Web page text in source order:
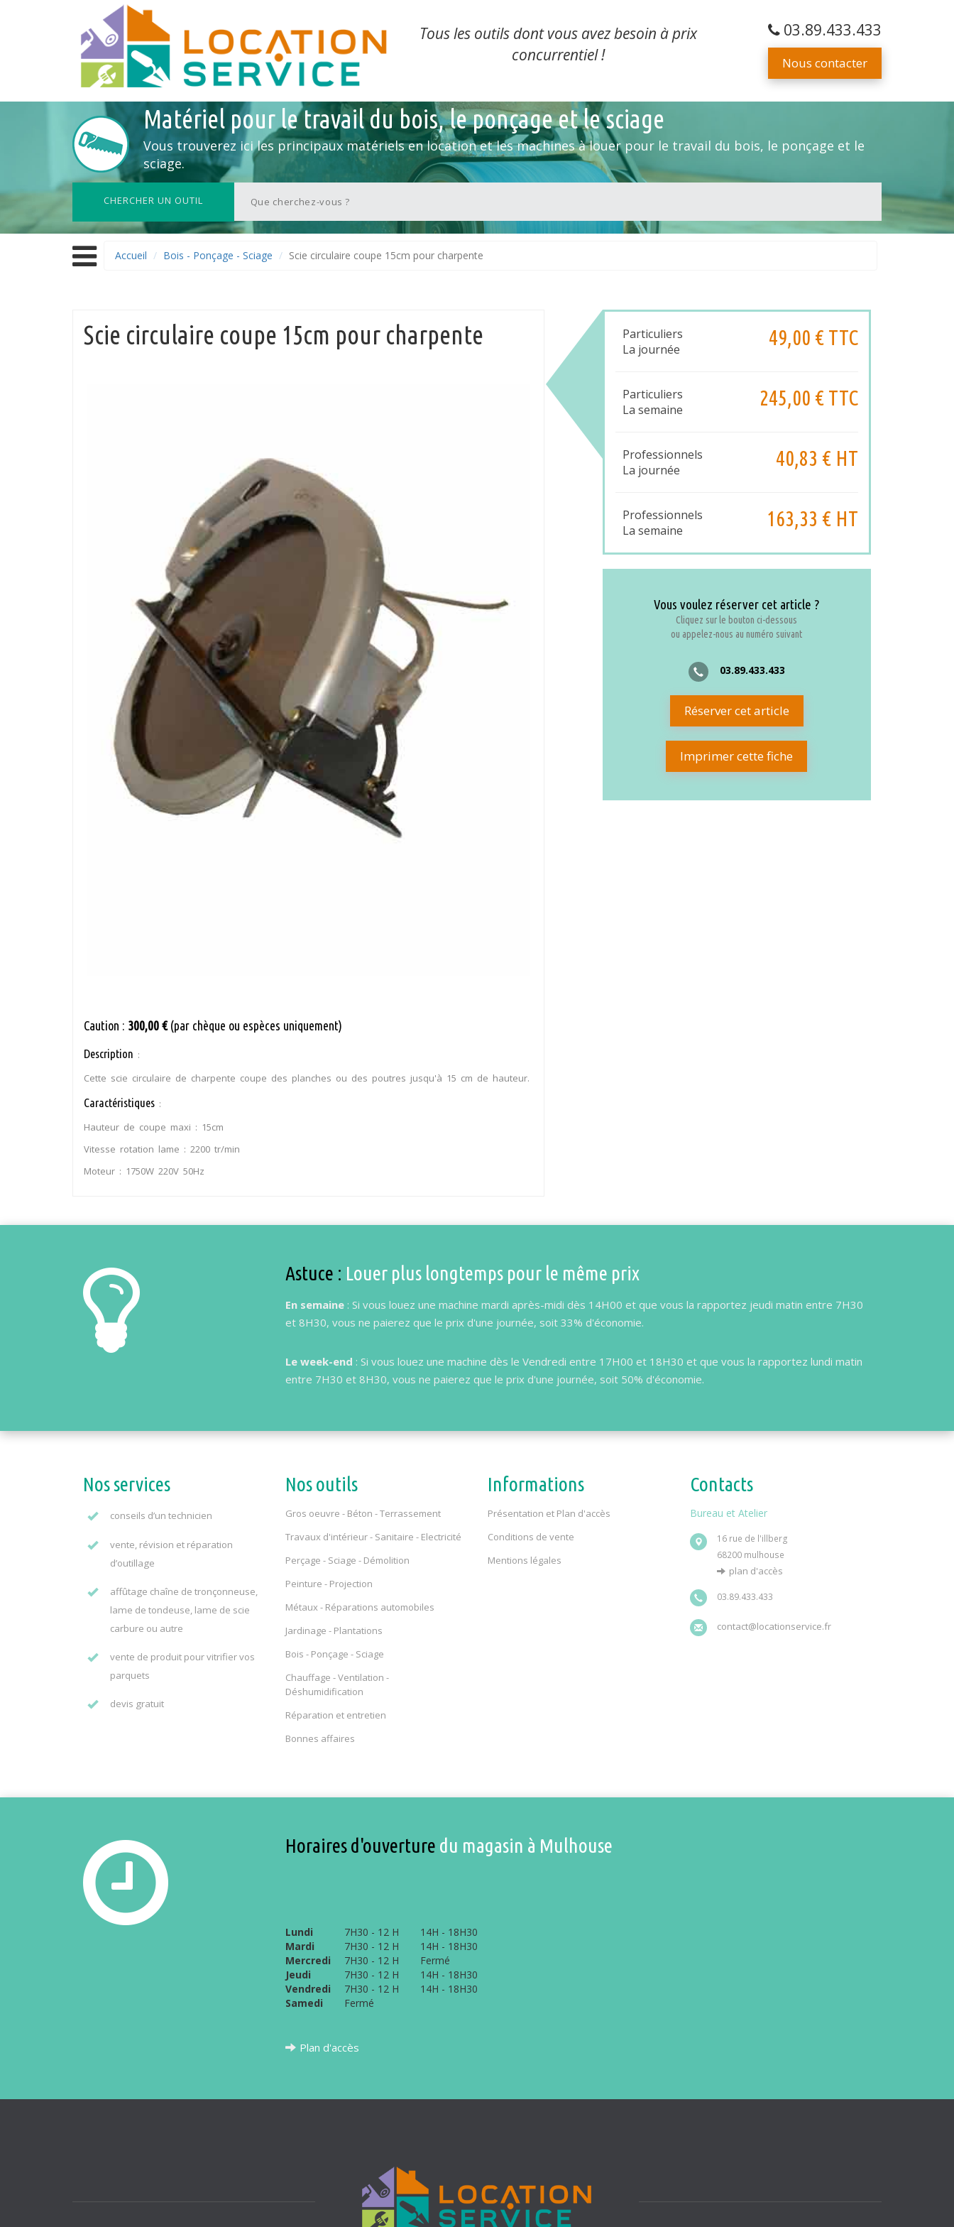
Tous les outils dont vous avez besoin à prix
concurrentiel !
03.89.433.433
Nous contacter
Matériel pour le travail du bois, le ponçage et le sciage
Vous trouverez ici les principaux matériels en location et les machines à louer pour le travail du bois, le ponçage et le
sciage.
CHERCHER UN OUTIL
Accueil Bois - Ponçage - Sciage Scie circulaire coupe 15cm pour charpente
Scie circulaire coupe 15cm pour charpente
Caution : 300,00 €(par chèque ou espèces uniquement)
Description :
Cette scie circulaire de charpente coupe des planches ou des poutres jusqu'à 15 cm de hauteur.
Caractéristiques :
Hauteur de coupe maxi : 15cm
Vitesse rotation lame : 2200 tr/min
Moteur : 1750W 220V 50Hz
Particuliers
La journée
49,00 € TTC
Particuliers
La semaine
245,00 € TTC
Professionnels
La journée
40,83 € HT
Professionnels
La semaine
163,33 € HT
Vous voulez réserver cet article ?
Cliquez sur le bouton ci-dessous
ou appelez-nous au numéro suivant
03.89.433.433
Réserver cet article
Imprimer cette fiche
Astuce : Louer plus longtemps pour le même prix
En semaine : Si vous louez une machine mardi après-midi dès 14H00 et que vous la rapportez jeudi matin entre 7H30
et 8H30, vous ne paierez que le prix d'une journée, soit 33% d'économie.
Le week-end : Si vous louez une machine dès le Vendredi entre 17H00 et 18H30 et que vous la rapportez lundi matin
entre 7H30 et 8H30, vous ne paierez que le prix d'une journée, soit 50% d'économie.
Nos services
conseils d’un technicien
vente, révision et réparation
d’outillage
affûtage chaîne de tronçonneuse,
lame de tondeuse, lame de scie
carbure ou autre
vente de produit pour vitrifier vos
parquets
devis gratuit
Nos outils
Gros oeuvre - Béton - Terrassement
Travaux d'intérieur - Sanitaire - Electricité
Perçage - Sciage - Démolition
Peinture - Projection
Métaux - Réparations automobiles
Jardinage - Plantations
Bois - Ponçage - Sciage
Chauffage - Ventilation -
Déshumidification
Réparation et entretien
Bonnes affaires
Informations
Présentation et Plan d'accès
Conditions de vente
Mentions légales
Contacts
Bureau et Atelier
16 rue de l'illberg
68200 mulhouse
plan d'accès
03.89.433.433
contact@locationservice.fr
Horaires d'ouverture du magasin à Mulhouse
Lundi 7H30 - 12 H
14H - 18H30
Mardi
7H30 - 12 H
14H - 18H30
Mercredi
7H30 - 12 H
Fermé
Jeudi
7H30 - 12 H
14H - 18H30
Vendredi
7H30 - 12 H
14H - 18H30
Samedi
Fermé
Plan d'accès